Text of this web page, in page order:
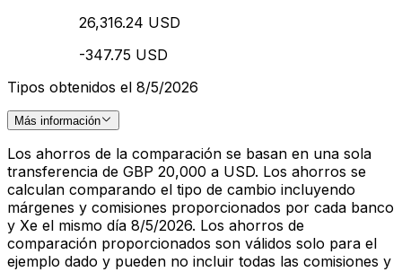
26,316.24 USD
-347.75 USD
Tipos obtenidos el 8/5/2026
Más información
Los ahorros de la comparación se basan en una sola
transferencia de GBP 20,000 a USD. Los ahorros se
calculan comparando el tipo de cambio incluyendo
márgenes y comisiones proporcionados por cada banco
y Xe el mismo día 8/5/2026. Los ahorros de
comparación proporcionados son válidos solo para el
ejemplo dado y pueden no incluir todas las comisiones y